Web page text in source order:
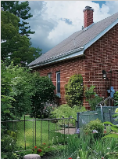
территории
товариществ
запрещена с 1
РИА Новости
Кулачкина,
лишат
своих участках.
Эксперт